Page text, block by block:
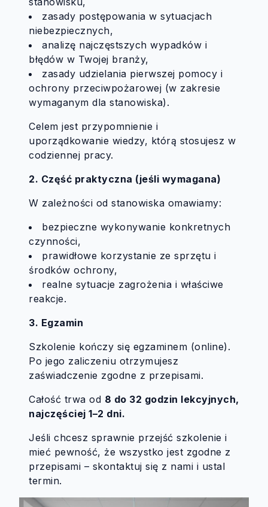
zasady postępowania w sytuacjach
niebezpiecznych,
analizę najczęstszych wypadków i
błędów w Twojej branży,
zasady udzielania pierwszej pomocy i
ochrony przeciwpożarowej (w zakresie
wymaganym dla stanowiska).
Celem jest przypomnienie i
uporządkowanie wiedzy, którą stosujesz w
codziennej pracy.
2. Część praktyczna (jeśli wymagana)
W zależności od stanowiska omawiamy:
bezpieczne wykonywanie konkretnych
czynności,
prawidłowe korzystanie ze sprzętu i
środków ochrony,
realne sytuacje zagrożenia i właściwe
reakcje.
3. Egzamin
Szkolenie kończy się egzaminem (online).
Po jego zaliczeniu otrzymujesz
zaświadczenie zgodne z przepisami.
Całość trwa od 8 do 32 godzin lekcyjnych,
najczęściej 1–2 dni.
Jeśli chcesz sprawnie przejść szkolenie i
mieć pewność, że wszystko jest zgodne z
przepisami – skontaktuj się z nami i ustal
termin.